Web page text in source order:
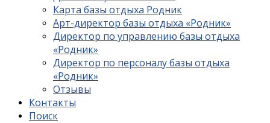
Карта базы отдыха Родник
Арт-директор базы отдыха «Родник»
Директор по управлению базы отдыха
«Родник»
Директор по персоналу базы отдыха
«Родник»
Отзывы
Контакты
Поиск